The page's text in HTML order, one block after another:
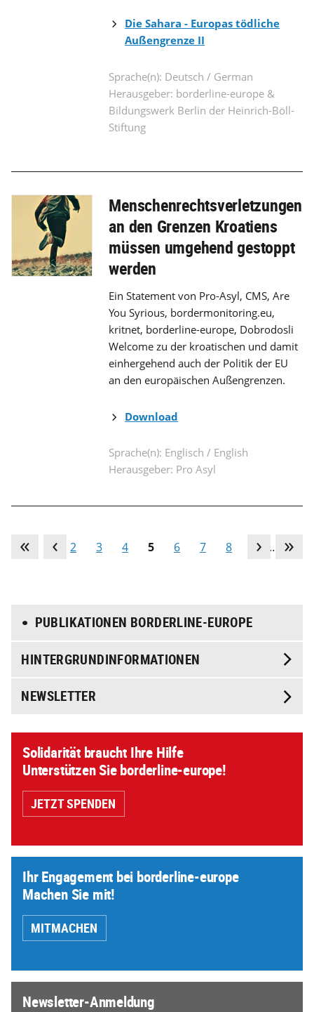
Die Sahara - Europas tödliche
Außengrenze II
Sprache(n): Deutsch / German
Herausgeber: borderline-europe &
Bildungswerk Berlin der Heinrich-Böll-
Stiftung
Menschenrechtsverletzungen
an den Grenzen Kroatiens
müssen umgehend gestoppt
werden
Ein Statement von Pro-Asyl, CMS, Are
You Syrious, bordermonitoring.eu,
kritnet, borderline-europe, Dobrodosli
Welcome zu der kroatischen und damit
einhergehend auch der Politik der EU
an den europäischen Außengrenzen.
Download
Sprache(n): Englisch / English
Herausgeber: Pro Asyl
2 3 4 5 6 7 8 9 …
PUBLIKATIONEN BORDERLINE-EUROPE
HINTERGRUND­INFORMATIONEN
NEWSLETTER
Solidarität braucht Ihre Hilfe
Unterstützen Sie borderline-europe!
JETZT SPENDEN
Ihr Engagement bei borderline-europe
Machen Sie mit!
MITMACHEN
Newsletter-Anmeldung